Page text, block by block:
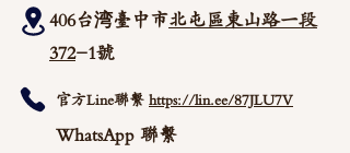
406台湾臺中市北屯區東山路一段
372-1號
官方Line聯繫 https://lin.ee/87JLU7V
WhatsApp 聯繫